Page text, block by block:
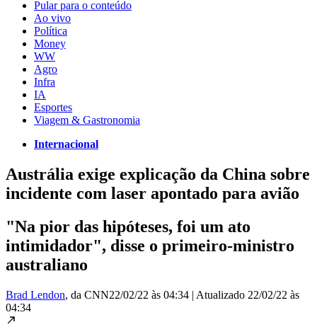
Pular para o conteúdo
Ao vivo
Política
Money
WW
Agro
Infra
IA
Esportes
Viagem & Gastronomia
Internacional
Austrália exige explicação da China sobre
incidente com laser apontado para avião
"Na pior das hipóteses, foi um ato
intimidador", disse o primeiro-ministro
australiano
Brad Lendon, da CNN22/02/22 às 04:34 | Atualizado 22/02/22 às
04:34